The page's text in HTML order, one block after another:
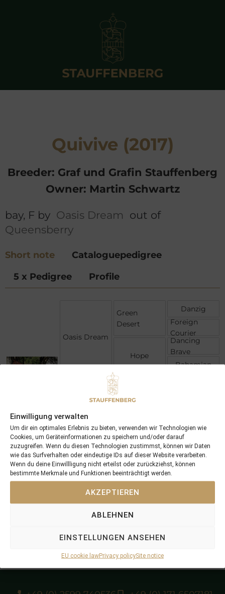
Einwilligung verwalten
Um dir ein optimales Erlebnis zu bieten, verwenden wir Technologien wie
Cookies, um Geräteinformationen zu speichern und/oder darauf
zuzugreifen. Wenn du diesen Technologien zustimmst, können wir Daten
wie das Surfverhalten oder eindeutige IDs auf dieser Website verarbeiten.
Wenn du deine Einwillligung nicht erteilst oder zurückziehst, können
bestimmte Merkmale und Funktionen beeinträchtigt werden.
AKZEPTIEREN
ABLEHNEN
EINSTELLUNGEN ANSEHEN
EU cookie lawPrivacy policySite notice
Quivive (2017)
Breeder: Graf und Grafin Stauffenberg
Owner: Martin Schwartz
bay, F by Oasis Dream out of
Queensberry
Short note
Cataloguepedigree
5 x Pedigree
Profile
Oasis Dream
Green
Desert
Hope
Queens Wild
(USA)
Danzig
Foreign
Courier
Dancing
Brave
Bahamian
Bid
Wild
Applause
sold by Stauffenberg Bloodstock at TOCTII 2018